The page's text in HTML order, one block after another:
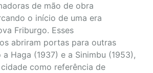
de mão de obra
o início de uma era
Friburgo. Esses
abriram portas para outras
Haga (1937) e a Sinimbu (1953),
como referência de